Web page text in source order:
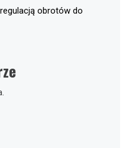
obrotów do